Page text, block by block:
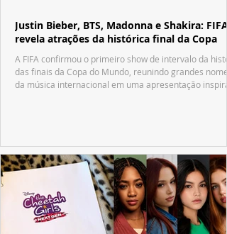
Justin Bieber, BTS, Madonna e Shakira: FIFA
revela atrações da histórica final da Copa
A FIFA confirmou o primeiro show de intervalo da
das finais da Copa do Mundo, reunindo grandes nomes
da música internacional em uma apresentação